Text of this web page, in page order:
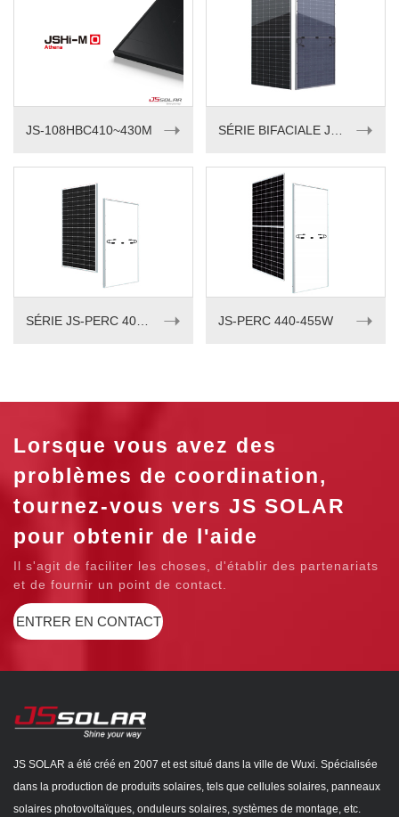
JS-108HBC410~430M ➝ SÉRIE BIFACIALE JS-Perc 535-550W ➝
➝ JS-PERC 440-455W ➝
Lorsque vous avez des
problèmes de coordination,
tournez-vous vers JS SOLAR
pour obtenir de l'aide
Il s'agit de faciliter les choses, d'établir des partenariats
et de fournir un point de contact.
ENTRER EN CONTACT
JS SOLAR a été créé en 2007 et est situé dans la ville de Wuxi. Spécialisée
dans la production de produits solaires, tels que cellules solaires, panneaux
solaires photovoltaïques, onduleurs solaires, systèmes de montage, etc.